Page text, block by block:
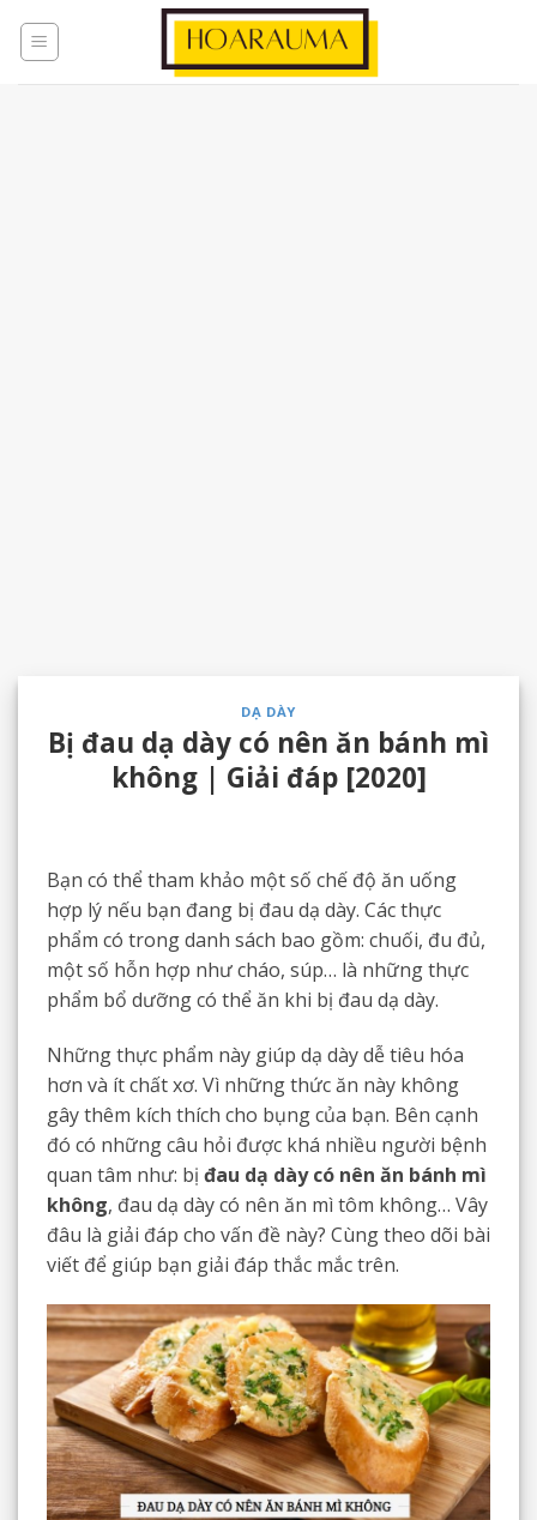
DẠ DÀY
Bị đau dạ dày có nên ăn bánh mì
không | Giải đáp [2020]
Bạn có thể tham khảo một số chế độ ăn uống
hợp lý nếu bạn đang bị đau dạ dày. Các thực
phẩm có trong danh sách bao gồm: chuối, đu đủ,
một số hỗn hợp như cháo, súp… là những thực
phẩm bổ dưỡng có thể ăn khi bị đau dạ dày.
Những thực phẩm này giúp dạ dày dễ tiêu hóa
hơn và ít chất xơ. Vì những thức ăn này không
gây thêm kích thích cho bụng của bạn. Bên cạnh
đó có những câu hỏi được khá nhiều người bệnh
quan tâm như: bị đau dạ dày có nên ăn bánh mì
không, đau dạ dày có nên ăn mì tôm không… Vây
đâu là giải đáp cho vấn đề này? Cùng theo dõi bài
viết để giúp bạn giải đáp thắc mắc trên.